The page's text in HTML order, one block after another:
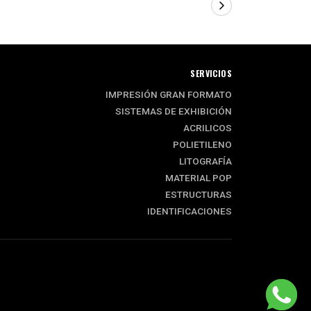
SERVICIOS
IMPRESIÓN GRAN FORMATO
SISTEMAS DE EXHIBICIÓN
ACRILICOS
POLIETILENO
LITOGRAFÍA
MATERIAL POP
ESTRUCTURAS
IDENTIFICACIONES